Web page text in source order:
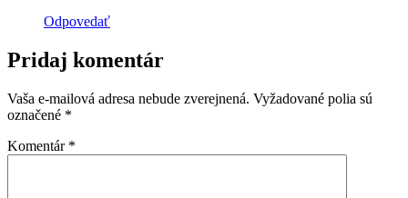
Odpovedať
Pridaj komentár
Vaša e-mailová adresa nebude zverejnená. Vyžadované polia sú
označené *
Komentár *